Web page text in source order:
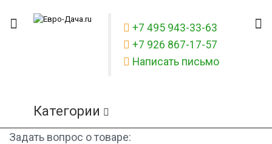
+7 495 943-33-63
+7 926 867-17-57
Написать письмо
Категории
Задать вопрос о товаре: